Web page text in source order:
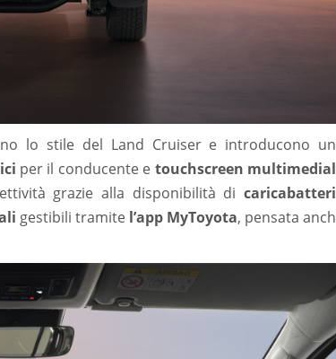
lo stile del Land Cruiser e introducono
per il conducente e touchscreen
grazie alla disponibilità di
gestibili tramite l’app MyToyota, pensata